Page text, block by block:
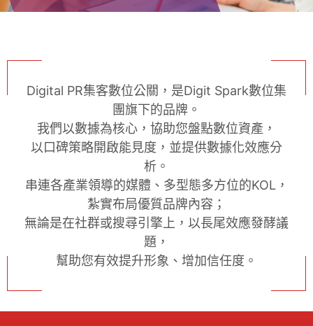
Digital PR集客數位公關，是Digit Spark數位集
團旗下的品牌。
我們以數據為核心，協助您盤點數位資產，
以口碑策略開啟能見度，並提供數據化效應分
析。
串連各產業領導的媒體、多型態多方位的KOL，
紮實布局優質品牌內容；
無論是在社群或搜尋引擎上，以長尾效應發酵議
題，
幫助您有效提升形象、增加信任度。